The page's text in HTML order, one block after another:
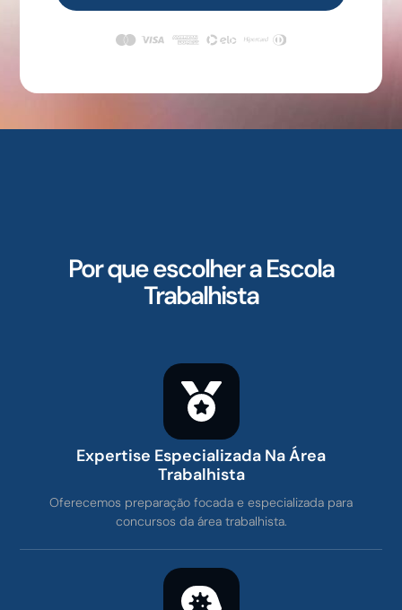
Por que escolher a Escola
Trabalhista
Expertise Especializada Na Área
Trabalhista
Oferecemos preparação focada e especializada para
concursos da área trabalhista.